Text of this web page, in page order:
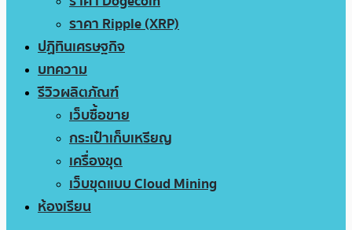
ราคา Ripple (XRP)
ปฏิทินเศรษฐกิจ
บทความ
รีวิวผลิตภัณฑ์
เว็บซื้อขาย
กระเป๋าเก็บเหรียญ
เครื่องขุด
เว็บขุดแบบ Cloud Mining
ห้องเรียน